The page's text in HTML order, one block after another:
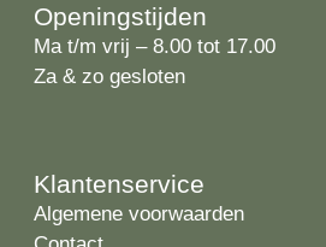
Openingstijden
Ma t/m vrij – 8.00 tot 17.00
Za & zo gesloten
Klantenservice
Algemene voorwaarden